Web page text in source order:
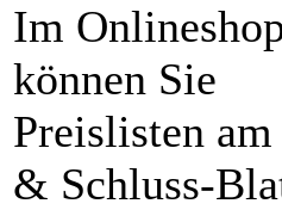
Im
können Sie
Preislisten
& Schluss-